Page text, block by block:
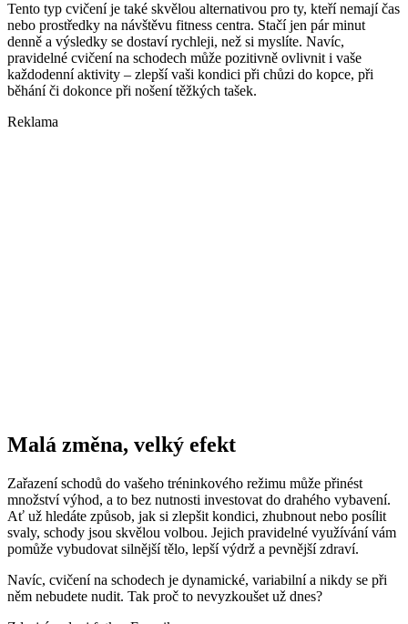
Tento typ cvičení je také skvělou alternativou pro ty, kteří nemají čas
nebo prostředky na návštěvu fitness centra. Stačí jen pár minut
denně a výsledky se dostaví rychleji, než si myslíte. Navíc,
pravidelné cvičení na schodech může pozitivně ovlivnit i vaše
každodenní aktivity – zlepší vaši kondici při chůzi do kopce, při
běhání či dokonce při nošení těžkých tašek.
Reklama
Malá změna, velký efekt
Zařazení schodů do vašeho tréninkového režimu může přinést
množství výhod, a to bez nutnosti investovat do drahého vybavení.
Ať už hledáte způsob, jak si zlepšit kondici, zhubnout nebo posílit
svaly, schody jsou skvělou volbou. Jejich pravidelné využívání vám
pomůže vybudovat silnější tělo, lepší výdrž a pevnější zdraví.
Navíc, cvičení na schodech je dynamické, variabilní a nikdy se při
něm nebudete nudit. Tak proč to nevyzkoušet už dnes?